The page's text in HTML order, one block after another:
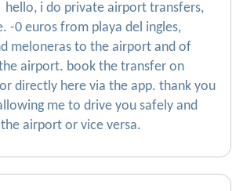
hello, i do private airport transfers,
-0 euros from playa del ingles,
meloneras to the airport and of
airport. book the transfer on
here via the app. thank you
me to drive you safely and
airport or vice versa.